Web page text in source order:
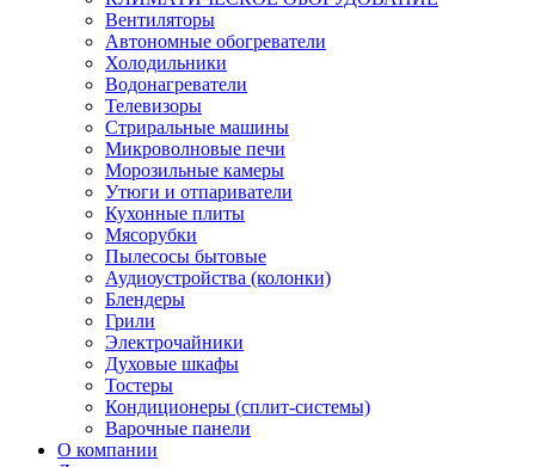
Вентиляторы
Автономные обогреватели
Холодильники
Водонагреватели
Телевизоры
Стриральные машины
Микроволновые печи
Морозильные камеры
Утюги и отпариватели
Кухонные плиты
Мясорубки
Пылесосы бытовые
Аудиоустройства (колонки)
Блендеры
Грили
Электрочайники
Духовые шкафы
Тостеры
Кондиционеры (сплит-системы)
Варочные панели
О компании